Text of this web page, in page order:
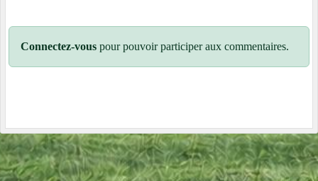
Connectez-vous pour pouvoir participer aux commentaires.